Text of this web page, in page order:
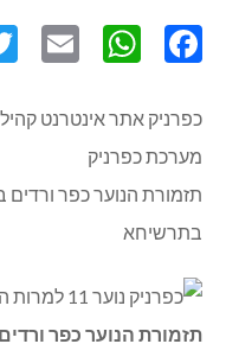
כפרניק אתר אינטרנט
מערכת כפרניק
תזמורת הנוער כפר
בתרשיחא
תזמורת הנוער כפר